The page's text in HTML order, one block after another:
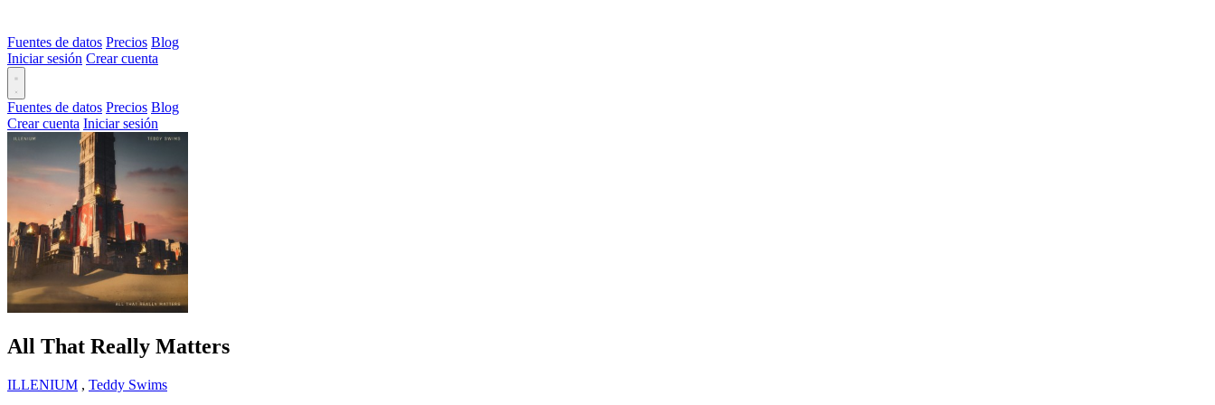
Fuentes de datos Precios Blog
Iniciar sesión Crear cuenta
Fuentes de datos Precios Blog
Crear cuenta Iniciar sesión
All That Really Matters
ILLENIUM , Teddy Swims